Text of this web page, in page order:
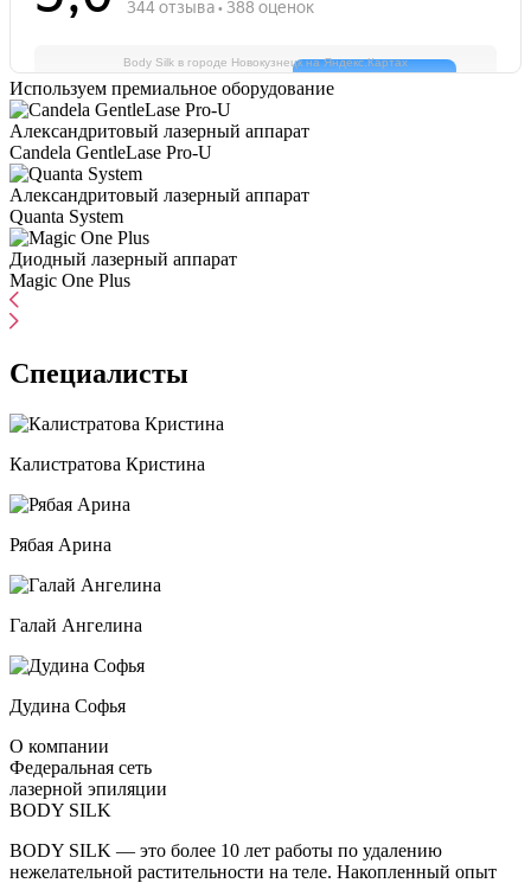
Body Silk в городе Новокузнецк на Яндекс.Картах
Используем премиальное оборудование
Александритовый лазерный аппарат
Candela GentleLase Pro-U
Александритовый лазерный аппарат
Quanta System
Диодный лазерный аппарат
Magic One Plus
Специалисты
Калистратова Кристина
Рябая Арина
Галай Ангелина
Дудина Софья
О компании
Федеральная сеть
лазерной эпиляции
BODY SILK
BODY SILK — это более 10 лет работы по удалению
нежелательной растительности на теле. Накопленный опыт